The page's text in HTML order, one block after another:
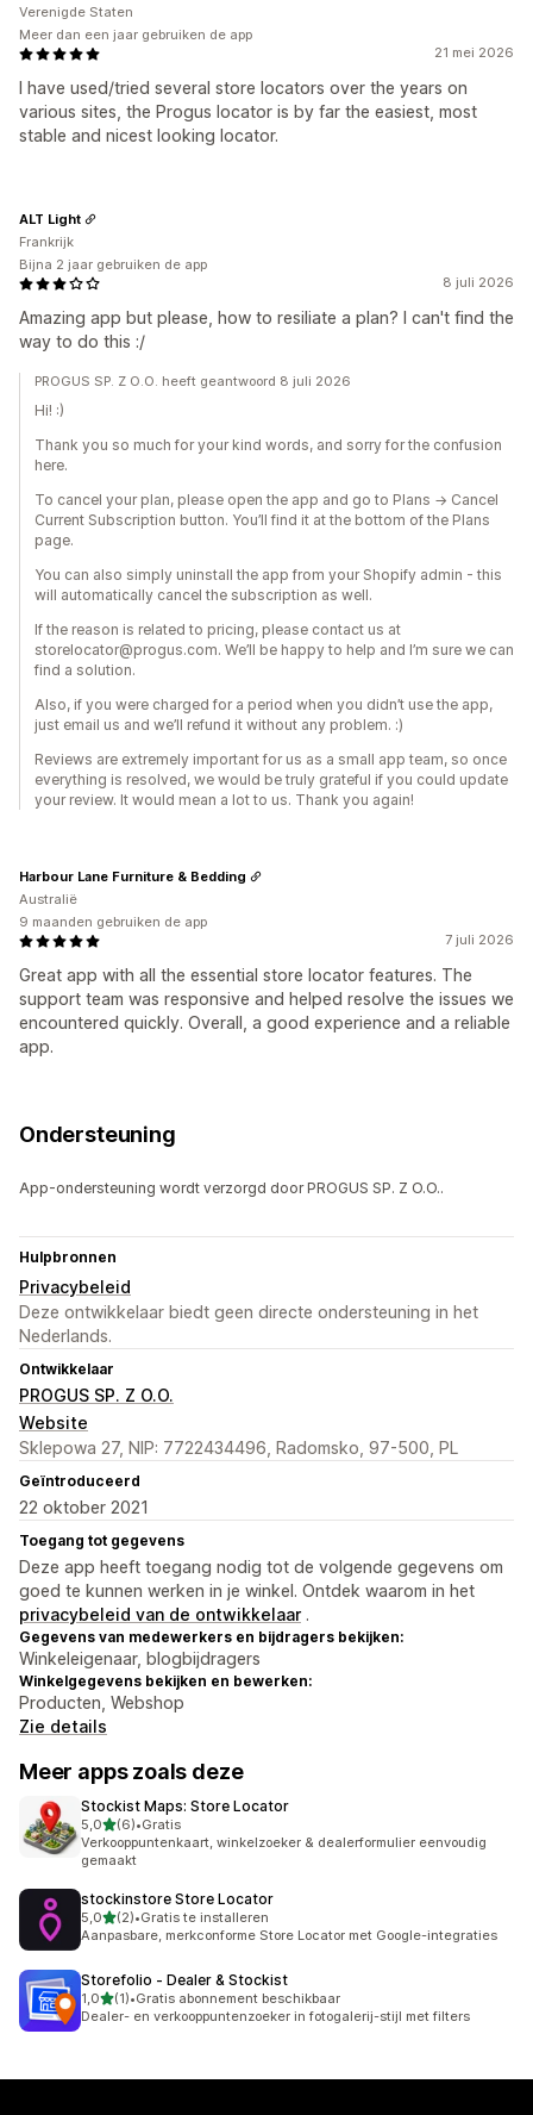
21 mei 2026
I have used/tried several store locators over the years on
various sites, the Progus locator is by far the easiest, most
stable and nicest looking locator.
Verenigde Staten
Meer dan een jaar gebruiken de app
8 juli 2026
Amazing app but please, how to resiliate a plan? I can't find the
way to do this :/
ALT Light
Frankrijk
Bijna 2 jaar gebruiken de app
PROGUS SP. Z O.O. heeft geantwoord 8 juli 2026
Hi! :)
Thank you so much for your kind words, and sorry for the confusion
here.
To cancel your plan, please open the app and go to Plans → Cancel
Current Subscription button. You’ll find it at the bottom of the Plans
page.
You can also simply uninstall the app from your Shopify admin - this
will automatically cancel the subscription as well.
If the reason is related to pricing, please contact us at
storelocator@progus.com. We’ll be happy to help and I’m sure we can
find a solution.
Also, if you were charged for a period when you didn’t use the app,
just email us and we’ll refund it without any problem. :)
Reviews are extremely important for us as a small app team, so once
everything is resolved, we would be truly grateful if you could update
your review. It would mean a lot to us. Thank you again!
7 juli 2026
Great app with all the essential store locator features. The
support team was responsive and helped resolve the issues we
encountered quickly. Overall, a good experience and a reliable
app.
Harbour Lane Furniture & Bedding
Australië
9 maanden gebruiken de app
Ondersteuning
App-ondersteuning wordt verzorgd door PROGUS SP. Z O.O..
Hulpbronnen
Privacybeleid
Deze ontwikkelaar biedt geen directe ondersteuning in het
Nederlands.
Ontwikkelaar
PROGUS SP. Z O.O.
Website
Sklepowa 27, NIP: 7722434496, Radomsko, 97-500, PL
Geïntroduceerd
22 oktober 2021
Toegang tot gegevens
Deze app heeft toegang nodig tot de volgende gegevens om
goed te kunnen werken in je winkel. Ontdek waarom in het
privacybeleid van de ontwikkelaar .
Gegevens van medewerkers en bijdragers bekijken:
Winkeleigenaar, blogbijdragers
Winkelgegevens bekijken en bewerken:
Producten, Webshop
Zie details
Meer apps zoals deze
Stockist Maps: Store Locator
5,0van 5 sterren
(6)
6 recensies in totaal
•Gratis
Verkooppuntenkaart, winkelzoeker & dealerformulier eenvoudig
gemaakt
stockinstore Store Locator
5,0van 5 sterren
(2)
2 recensies in totaal
•Gratis te installeren
Aanpasbare, merkconforme Store Locator met Google-integraties
Storefolio ‑ Dealer & Stockist
1,0van 5 sterren
(1)
1 recensies in totaal
•Gratis abonnement beschikbaar
Dealer- en verkooppuntenzoeker in fotogalerij-stijl met filters